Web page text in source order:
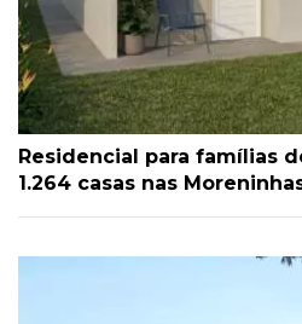
Residencial para famílias
1.264 casas nas